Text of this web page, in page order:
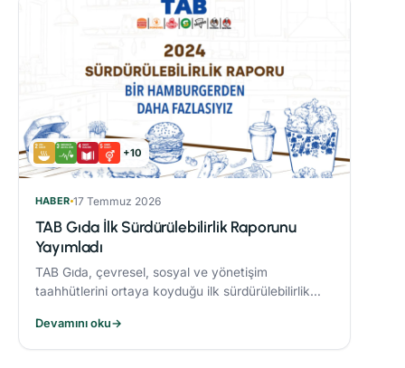
+10
HABER 17 Temmuz 2026
TAB Gıda İlk Sürdürülebilirlik Raporunu
Yayımladı
TAB Gıda, çevresel, sosyal ve yönetişim
taahhütlerini ortaya koyduğu ilk sürdürülebilirlik
olan bağlılığını ortaya koydu.
Devamını oku→